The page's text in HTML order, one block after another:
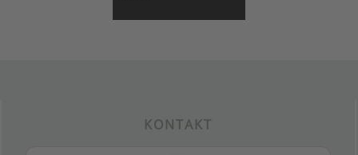
KONTAKT